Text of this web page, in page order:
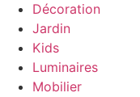
Décoration
Jardin
Kids
Luminaires
Mobilier